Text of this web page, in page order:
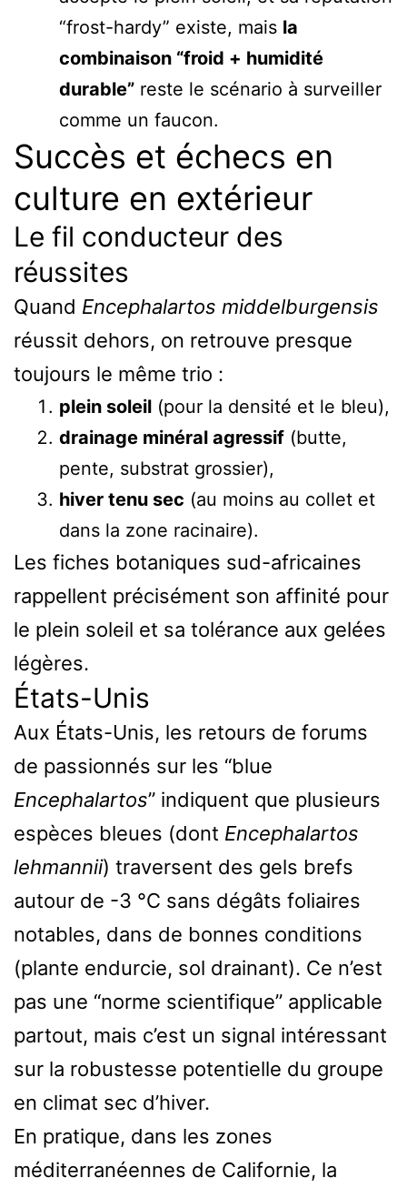
“frost-hardy” existe, mais la
combinaison “froid + humidité
durable” reste le scénario à surveiller
comme un faucon.
Succès et échecs en
culture en extérieur
Le fil conducteur des
réussites
Quand Encephalartos middelburgensis
réussit dehors, on retrouve presque
toujours le même trio :
plein soleil (pour la densité et le bleu),
drainage minéral agressif (butte,
pente, substrat grossier),
hiver tenu sec (au moins au collet et
dans la zone racinaire).
Les fiches botaniques sud-africaines
rappellent précisément son affinité pour
le plein soleil et sa tolérance aux gelées
légères.
États-Unis
Aux États-Unis, les retours de forums
de passionnés sur les “blue
Encephalartos” indiquent que plusieurs
espèces bleues (dont Encephalartos
lehmannii) traversent des gels brefs
autour de -3 °C sans dégâts foliaires
notables, dans de bonnes conditions
(plante endurcie, sol drainant). Ce n’est
pas une “norme scientifique” applicable
partout, mais c’est un signal intéressant
sur la robustesse potentielle du groupe
en climat sec d’hiver.
En pratique, dans les zones
méditerranéennes de Californie, la